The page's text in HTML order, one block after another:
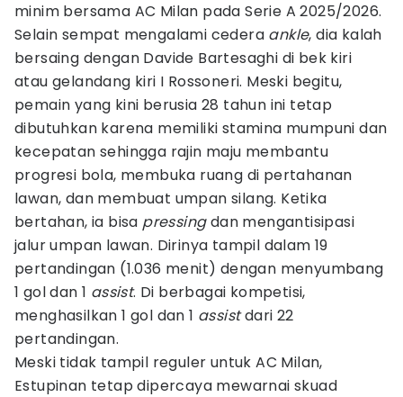
minim bersama AC Milan pada Serie A 2025/2026.
Selain sempat mengalami cedera ankle, dia kalah
bersaing dengan Davide Bartesaghi di bek kiri
atau gelandang kiri I Rossoneri. Meski begitu,
pemain yang kini berusia 28 tahun ini tetap
dibutuhkan karena memiliki stamina mumpuni dan
kecepatan sehingga rajin maju membantu
progresi bola, membuka ruang di pertahanan
lawan, dan membuat umpan silang. Ketika
bertahan, ia bisa pressingdan mengantisipasi
jalur umpan lawan. Dirinya tampil dalam 19
pertandingan (1.036 menit) dengan menyumbang
1 gol dan 1 assist. Di berbagai kompetisi,
menghasilkan 1 gol dan 1 assistdari 22
pertandingan.
Meski tidak tampil reguler untuk AC Milan,
Estupinan tetap dipercaya mewarnai skuad